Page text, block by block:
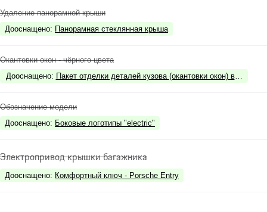
Удаление панорамной крыши
Дооснащено: Панорамная стеклянная крыша
Окантовки окон - чёрного цвета
Дооснащено: Пакет отделки деталей кузова (окантовки окон) в
Обозначение модели
Дооснащено: Боковые логотипы "electric"
Электропривод крышки багажника
Дооснащено: Комфортный ключ - Porsche Entry